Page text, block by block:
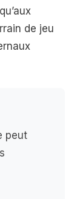
de jeu
peut